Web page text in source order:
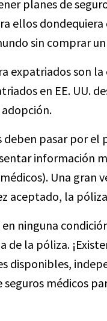
planes de
ellos
sin comprar
expatriados son
en EE. UU.
adopción.
pasar por el
información
Una gran
aceptado, la
ninguna
la póliza.
disponibles,
médicos